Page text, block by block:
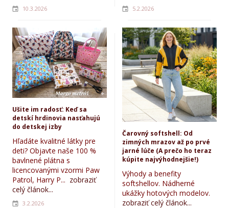
10.3.2026 5.2.2026
Ušite im radosť: Keď sa
detskí hrdinovia nasťahujú
do detskej izby
Hľadáte kvalitné látky pre
deti? Objavte naše 100 %
bavlnené plátna s
licencovanými vzormi Paw
Patrol, Harry P... zobraziť
celý článok...
3.2.2026
Čarovný softshell: Od
zimných mrazov až po prvé
jarné lúče (A prečo ho teraz
kúpite najvýhodnejšie!)
Výhody a benefity
softshellov. Nádherné
ukážky hotových modelov.
zobraziť celý článok...